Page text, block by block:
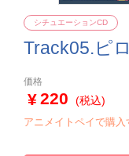
Track05.ピ
シチュエーションCD
価格
220 (税込)
アニメイトペイで購